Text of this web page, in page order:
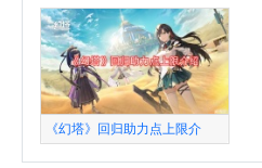
《幻塔》回归助力点上限介